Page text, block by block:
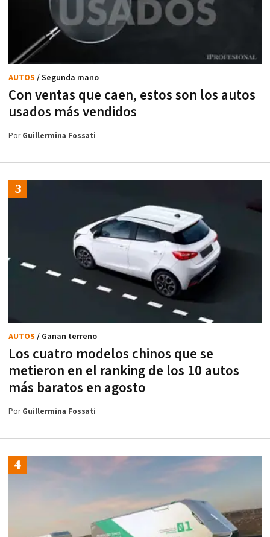
Con ventas que caen, estos son los autos
usados más vendidos
AUTOS / Segunda mano
PorGuillermina Fossati
Los cuatro modelos chinos que se
metieron en el ranking de los 10 autos
más baratos en agosto
AUTOS / Ganan terreno
PorGuillermina Fossati